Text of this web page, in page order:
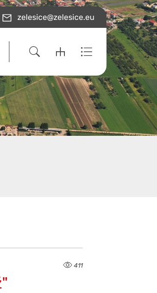
zelesice@zelesice.eu
411